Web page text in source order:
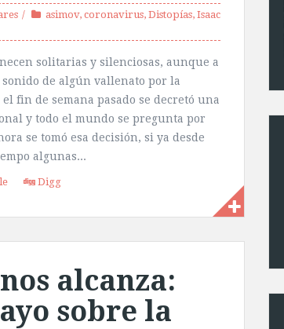
asimov, coronavirus, Distopías, Isaac
solitarias y silenciosas, aunque a
sonido de algún vallenato por la
fin de semana pasado se decretó una
y todo el mundo se pregunta por
se tomó esa decisión, si ya desde
algunas...
Digg
alcanza:
sobre la